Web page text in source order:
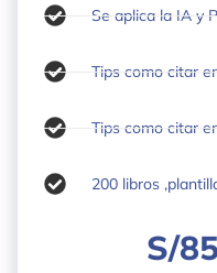
Se aplica la IA y
Tips como citar
Tips como citar
200 libros
S/